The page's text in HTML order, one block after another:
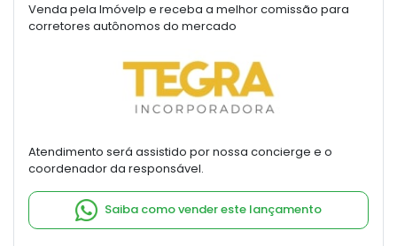
Venda pela Imóvelp e receba a melhor comissão para
corretores autônomos do mercado
Atendimento será assistido por nossa concierge e o
coordenador da responsável.
Saiba como vender este lançamento